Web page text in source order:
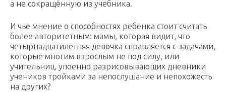
а не сокращённую из учебника.
И чье мнение о способностях ребенка стоит считать
более авторитетным: мамы, которая видит, что
четырнадцатилетняя девочка справляется с задачами,
которые многим взрослым не под силу, или
учительниц, упоенно разрисовывающих дневники
учеников тройками за непослушание и непохожесть
на других?